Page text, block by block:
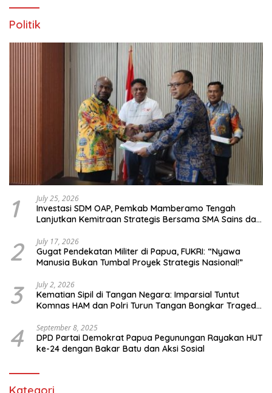
Politik
1 July 25, 2026
Investasi SDM OAP, Pemkab Mamberamo Tengah
Lanjutkan Kemitraan Strategis Bersama SMA Sains dan
2 July 17, 2026
Gugat Pendekatan Militer di Papua, FUKRI: “Nyawa
Manusia Bukan Tumbal Proyek Strategis Nasional!”
3 July 2, 2026
Kematian Sipil di Tangan Negara: Imparsial Tuntut
Komnas HAM dan Polri Turun Tangan Bongkar Tragedi
4 September 8, 2025
DPD Partai Demokrat Papua Pegunungan Rayakan HUT
ke-24 dengan Bakar Batu dan Aksi Sosial
Kategori